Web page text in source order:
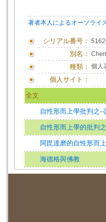
著者本人によるオーソライ
シリアル番号：
別名：
種類： 個人
個人サイト：
全文
自性形而上學批判之--
自性形而上學的批判
阿毘達磨的自性形而
海德格與佛教